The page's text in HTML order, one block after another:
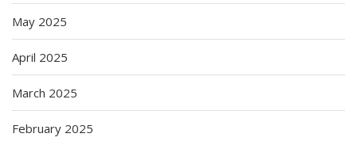
May 2025
April 2025
March 2025
February 2025